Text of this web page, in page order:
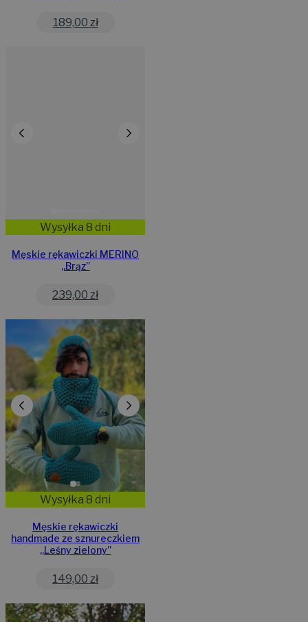
189,00 zł
Wysyłka 8 dni
Męskie rękawiczki MERINO
„Brąz”
239,00 zł
Wysyłka 8 dni
Męskie rękawiczki
handmade ze sznureczkiem
,,Leśny zielony”
149,00 zł